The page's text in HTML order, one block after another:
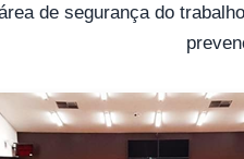
de segurança do